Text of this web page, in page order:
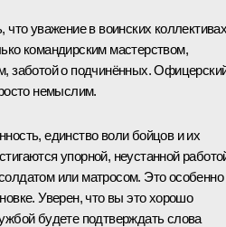
что уважение в воинских
командирским мастерством,
заботой о подчинённых.
немыслим.
единство воли бойцов и их
упорной, неустанной
или матросом. Это особенно
Уверен, что вы это хорошо
будете подтверждать слова